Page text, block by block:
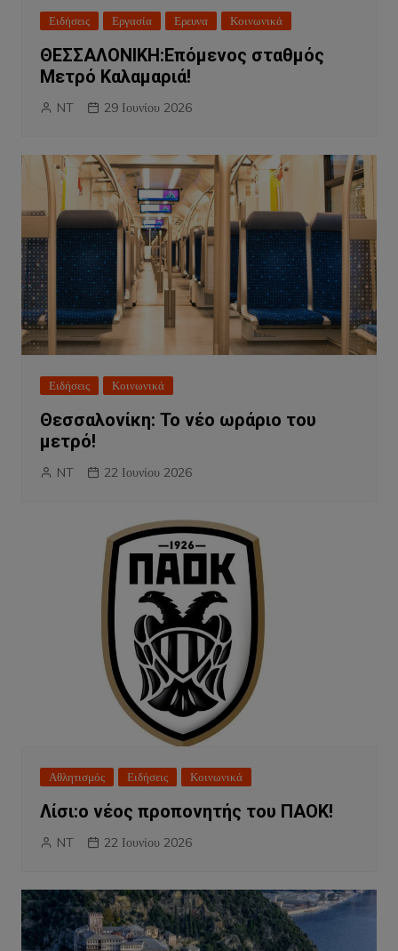
Ειδήσεις Εργασία Ερευνα Κοινωνικά
ΘΕΣΣΑΛΟΝΙΚΗ:Επόμενος σταθμός
Μετρό Καλαμαριά!
NT 29 Ιουνίου 2026
Ειδήσεις Κοινωνικά
Θεσσαλονίκη: Το νέο ωράριο του
μετρό!
NT 22 Ιουνίου 2026
Αθλητισμός Ειδήσεις Κοινωνικά
Λίσι:ο νέος προπονητής του ΠΑΟΚ!
NT 22 Ιουνίου 2026